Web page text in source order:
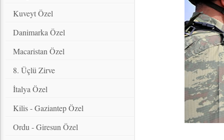
Kuveyt Özel
Danimarka Özel
Macaristan Özel
8. Üçlü Zirve
İtalya Özel
Kilis - Gaziantep Özel
Ordu - Giresun Özel